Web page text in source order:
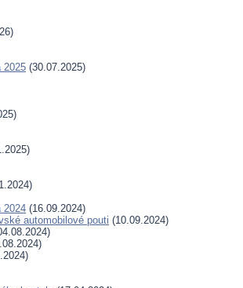
2025 (30.07.2025)
2024 (16.09.2024)
automobilové pouti (10.09.2024)